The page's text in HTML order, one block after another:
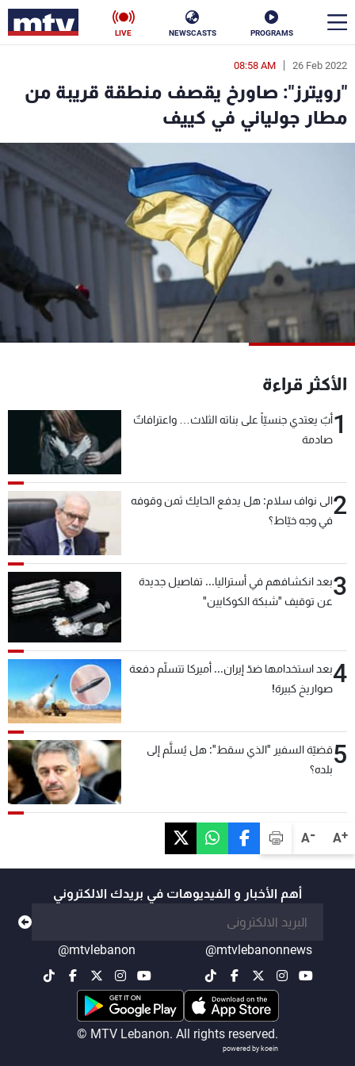
PROGRAMS
NEWSCASTS
LIVE
A+
A-
26 Feb 2022
08:58 AM
"رويترز": صاورخ يقصف منطقة قريبة من
مطار جولياني في كييف
الأكثر قراءة
1أبٌ يعتدي جنسيّاً على بناته الثلاث… واعترافاتٌ
صادمة
2الى نواف سلام: هل يدفع الحايك ثمن وقوفه
في وجه خيّاط؟
3بعد انكشافهم في أستراليا... تفاصيل جديدة
عن توقيف "شبكة الكوكايين"
4بعد استخدامها ضدّ إيران... أميركا تتسلّم دفعة
صواريخ كبيرة!
5قضيّة السفير "الذي سقط": هل يُسلَّم إلى
بلده؟
أهم الأخبار و الفيديوهات في بريدك الالكتروني
@mtvlebanonnews
@mtvlebanon
© MTV Lebanon. All rights reserved.
powered by koein
en
الأخبار
سياسة ناس
فن
رياضة
كأس العالم
البرامج
شاهد البرامج
الترددات
عن MTV
سياسة الخصوصية